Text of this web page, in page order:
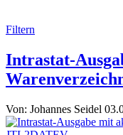
Filtern
Intrastat-
Von: Johannes Seidel